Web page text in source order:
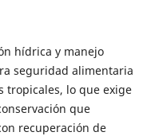
hídrica y manejo
seguridad alimentaria
tropicales, lo que exige
que
recuperación de